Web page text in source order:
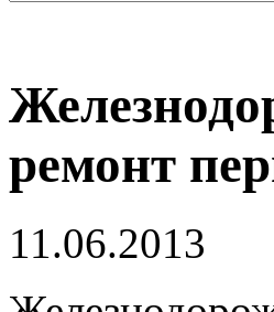
ремонт
11.06.2013